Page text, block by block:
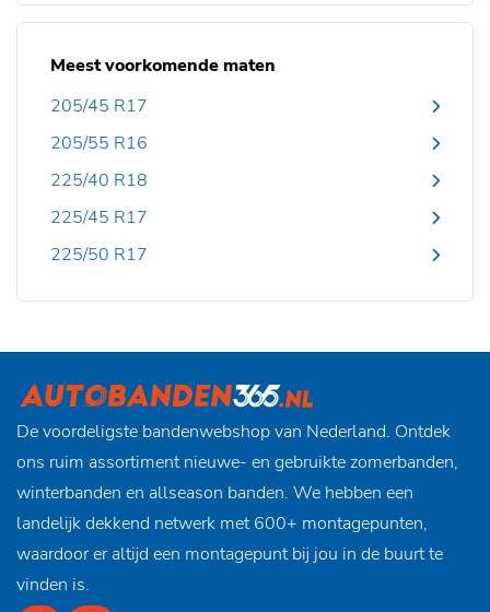
Meest voorkomende maten
205/45 R17
205/55 R16
225/40 R18
225/45 R17
225/50 R17
De voordeligste bandenwebshop van Nederland. Ontdek
ons ruim assortiment nieuwe- en gebruikte zomerbanden,
winterbanden en allseason banden. We hebben een
landelijk dekkend netwerk met 600+ montagepunten,
waardoor er altijd een montagepunt bij jou in de buurt te
vinden is.